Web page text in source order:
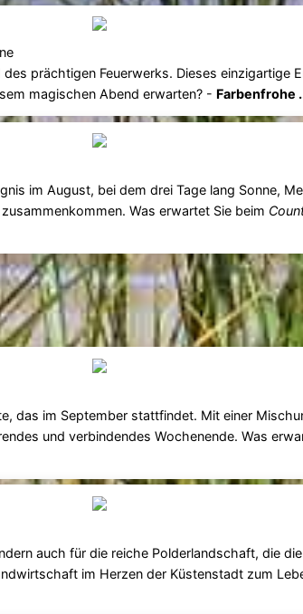
des prächtigen Feuerwerks. Dieses einzigartige
magischen Abend erwarten? - Farbenfrohe
im August, bei dem drei Tage lang Sonne,
Was erwartet Sie beim
das im September stattfindet. Mit einer
und verbindendes Wochenende. Was
auch für die reiche Polderlandschaft, die
im Herzen der Küstenstadt zum